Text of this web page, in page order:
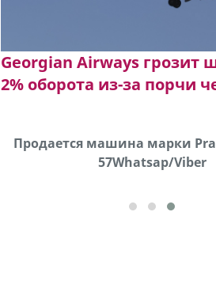
Georgian Airways грозит
2% оборота из-за порчи
Продается машина марки
57Whatsap/Viber
Продается соль оптом и в
мешках, 500 22 47 42